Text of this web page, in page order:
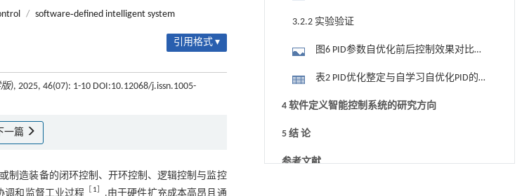
/ software‑defined intelligent system
引用格式 ▾
), 2025, 46(07): 1-10 DOI:10.12068/j.issn.1005-
下一篇
制造装备的闭环控制、开环控制、逻辑控制与监控
调和监督工业过程 ［ 1］
.由于硬件扩充成本高昂且通
3.2.2 实验验证
图6 PID参数自优化前后控制效果对比曲
表2 PID优化整定与自学习自优化PID的
控制效果对比结果
4 软件定义智能控制系统的研究方向
5 结 论
参考文献